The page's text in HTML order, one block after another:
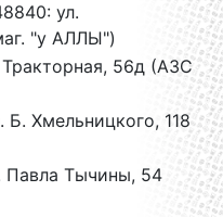
ул.
"у АЛЛЫ")
56д (АЗС
Хмельницкого, 118
Павла Тычины, 54